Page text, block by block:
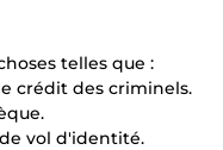
telles que :
crédit des criminels.
vol d'identité.